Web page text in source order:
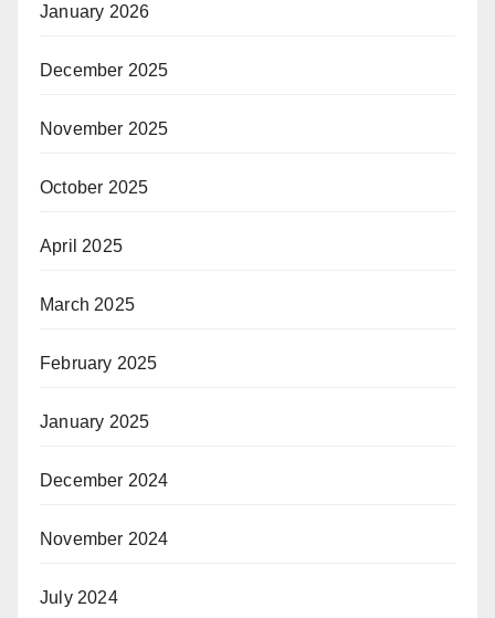
January 2026
December 2025
November 2025
October 2025
April 2025
March 2025
February 2025
January 2025
December 2024
November 2024
July 2024